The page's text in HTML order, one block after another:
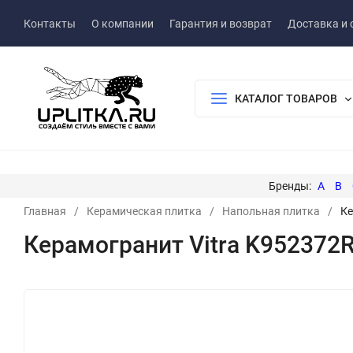
Контакты О компании Гарантия и возврат Доставка и
КАТАЛОГ ТОВАРОВ
A B
Главная
/ Керамическая плитка / Напольная плитка /
Керамогранит Vitra